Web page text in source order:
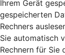
Ihrem Gerät
gespeicherten
Rechners
Sie automatisch
Rechnern für Sie